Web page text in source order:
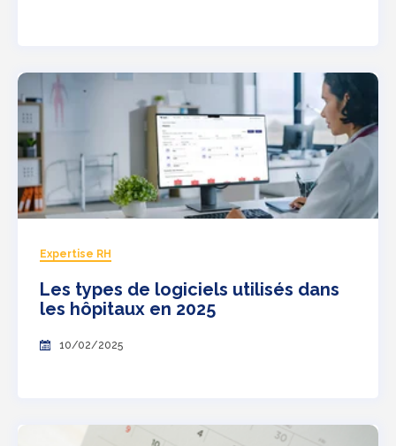
Expertise RH
Les types de logiciels utilisés dans
les hôpitaux en 2025
10/02/2025